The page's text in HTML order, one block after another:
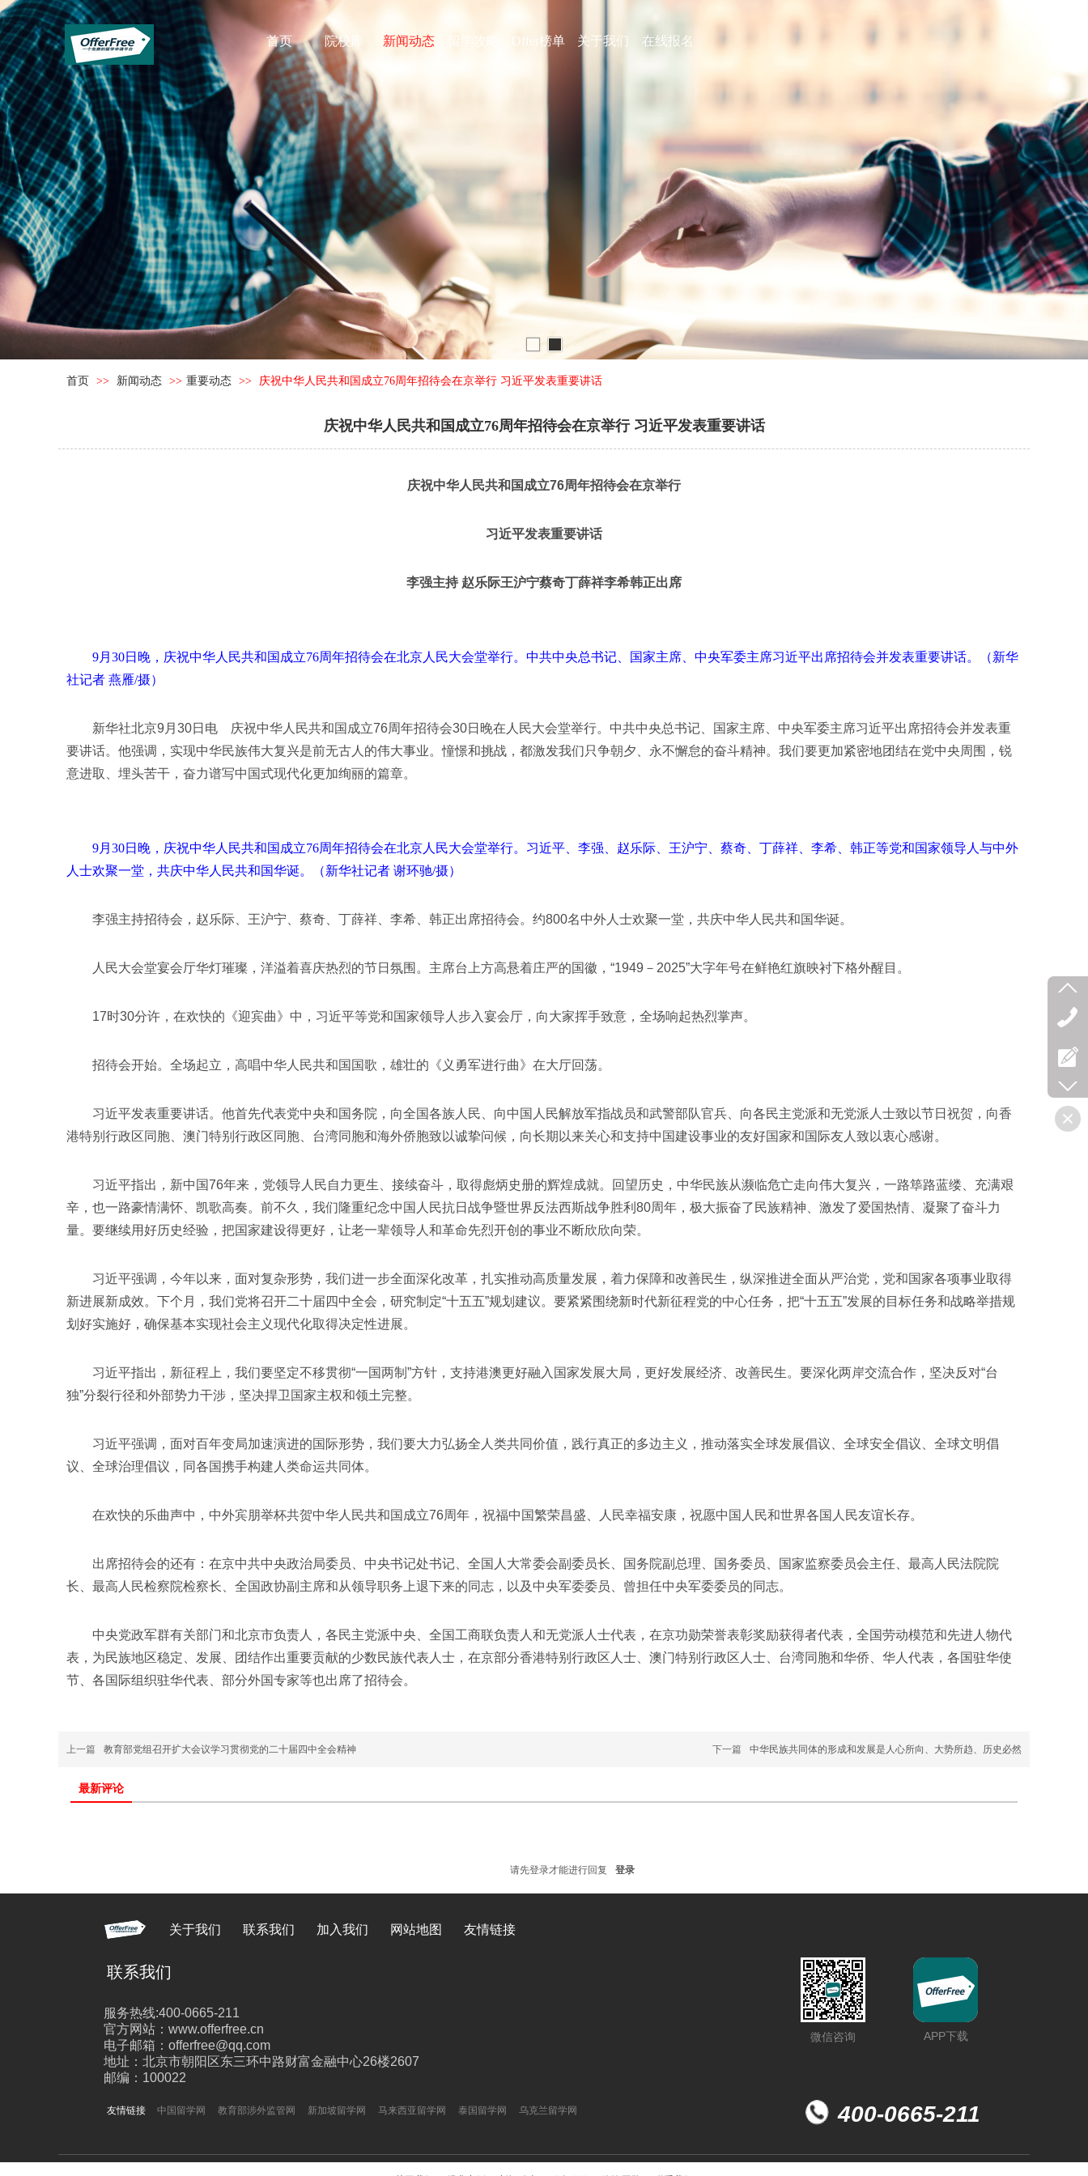
首页 院校库 新闻动态 留学攻略 Offer榜单 关于我们 在线报名
首页 >> 新闻动态 >> 重要动态 >> 庆祝中华人民共和国成立76周年招待会在京举行 习近平发表重要讲话
庆祝中华人民共和国成立76周年招待会在京举行 习近平发表重要讲话
庆祝中华人民共和国成立76周年招待会在京举行
习近平发表重要讲话
李强主持 赵乐际王沪宁蔡奇丁薛祥李希韩正出席
9月30日晚，庆祝中华人民共和国成立76周年招待会在北京人民大会堂举行。中共中央总书记、国家主席、中央军委主席习近平出席招待会并发表重要讲话。（新华
社记者 燕雁/摄）
新华社北京9月30日电 庆祝中华人民共和国成立76周年招待会30日晚在人民大会堂举行。中共中央总书记、国家主席、中央军委主席习近平出席招待会并发表重
要讲话。他强调，实现中华民族伟大复兴是前无古人的伟大事业。憧憬和挑战，都激发我们只争朝夕、永不懈怠的奋斗精神。我们要更加紧密地团结在党中央周围，锐
意进取、埋头苦干，奋力谱写中国式现代化更加绚丽的篇章。
9月30日晚，庆祝中华人民共和国成立76周年招待会在北京人民大会堂举行。习近平、李强、赵乐际、王沪宁、蔡奇、丁薛祥、李希、韩正等党和国家领导人与中外
人士欢聚一堂，共庆中华人民共和国华诞。（新华社记者 谢环驰/摄）
李强主持招待会，赵乐际、王沪宁、蔡奇、丁薛祥、李希、韩正出席招待会。约800名中外人士欢聚一堂，共庆中华人民共和国华诞。
人民大会堂宴会厅华灯璀璨，洋溢着喜庆热烈的节日氛围。主席台上方高悬着庄严的国徽，“1949－2025”大字年号在鲜艳红旗映衬下格外醒目。
17时30分许，在欢快的《迎宾曲》中，习近平等党和国家领导人步入宴会厅，向大家挥手致意，全场响起热烈掌声。
招待会开始。全场起立，高唱中华人民共和国国歌，雄壮的《义勇军进行曲》在大厅回荡。
习近平发表重要讲话。他首先代表党中央和国务院，向全国各族人民、向中国人民解放军指战员和武警部队官兵、向各民主党派和无党派人士致以节日祝贺，向香
港特别行政区同胞、澳门特别行政区同胞、台湾同胞和海外侨胞致以诚挚问候，向长期以来关心和支持中国建设事业的友好国家和国际友人致以衷心感谢。
习近平指出，新中国76年来，党领导人民自力更生、接续奋斗，取得彪炳史册的辉煌成就。回望历史，中华民族从濒临危亡走向伟大复兴，一路筚路蓝缕、充满艰
辛，也一路豪情满怀、凯歌高奏。前不久，我们隆重纪念中国人民抗日战争暨世界反法西斯战争胜利80周年，极大振奋了民族精神、激发了爱国热情、凝聚了奋斗力
量。要继续用好历史经验，把国家建设得更好，让老一辈领导人和革命先烈开创的事业不断欣欣向荣。
习近平强调，今年以来，面对复杂形势，我们进一步全面深化改革，扎实推动高质量发展，着力保障和改善民生，纵深推进全面从严治党，党和国家各项事业取得
新进展新成效。下个月，我们党将召开二十届四中全会，研究制定“十五五”规划建议。要紧紧围绕新时代新征程党的中心任务，把“十五五”发展的目标任务和战略举措规
划好实施好，确保基本实现社会主义现代化取得决定性进展。
习近平指出，新征程上，我们要坚定不移贯彻“一国两制”方针，支持港澳更好融入国家发展大局，更好发展经济、改善民生。要深化两岸交流合作，坚决反对“台
独”分裂行径和外部势力干涉，坚决捍卫国家主权和领土完整。
习近平强调，面对百年变局加速演进的国际形势，我们要大力弘扬全人类共同价值，践行真正的多边主义，推动落实全球发展倡议、全球安全倡议、全球文明倡
议、全球治理倡议，同各国携手构建人类命运共同体。
在欢快的乐曲声中，中外宾朋举杯共贺中华人民共和国成立76周年，祝福中国繁荣昌盛、人民幸福安康，祝愿中国人民和世界各国人民友谊长存。
出席招待会的还有：在京中共中央政治局委员、中央书记处书记、全国人大常委会副委员长、国务院副总理、国务委员、国家监察委员会主任、最高人民法院院
长、最高人民检察院检察长、全国政协副主席和从领导职务上退下来的同志，以及中央军委委员、曾担任中央军委委员的同志。
中央党政军群有关部门和北京市负责人，各民主党派中央、全国工商联负责人和无党派人士代表，在京功勋荣誉表彰奖励获得者代表，全国劳动模范和先进人物代
表，为民族地区稳定、发展、团结作出重要贡献的少数民族代表人士，在京部分香港特别行政区人士、澳门特别行政区人士、台湾同胞和华侨、华人代表，各国驻华使
节、各国际组织驻华代表、部分外国专家等也出席了招待会。
上一篇 教育部党组召开扩大会议学习贯彻党的二十届四中全会精神 下一篇 中华民族共同体的形成和发展是人心所向、大势所趋、历史必然
最新评论
请先登录才能进行回复 登录
关于我们 联系我们 加入我们 网站地图 友情链接
中国留学网 教育部涉外监管网 新加坡留学网 马来西亚留学网 泰国留学网 乌克兰留学网 400-0665-211
APP下载
微信咨询
服务热线:400-0665-211
官方网站：www.offerfree.cn
电子邮箱：offerfree@qq.com
地址：北京市朝阳区东三环中路财富金融中心26楼2607
邮编：100022
联系我们
友情链接